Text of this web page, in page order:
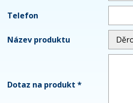
Telefon
Název produktu
Dotaz na produkt *